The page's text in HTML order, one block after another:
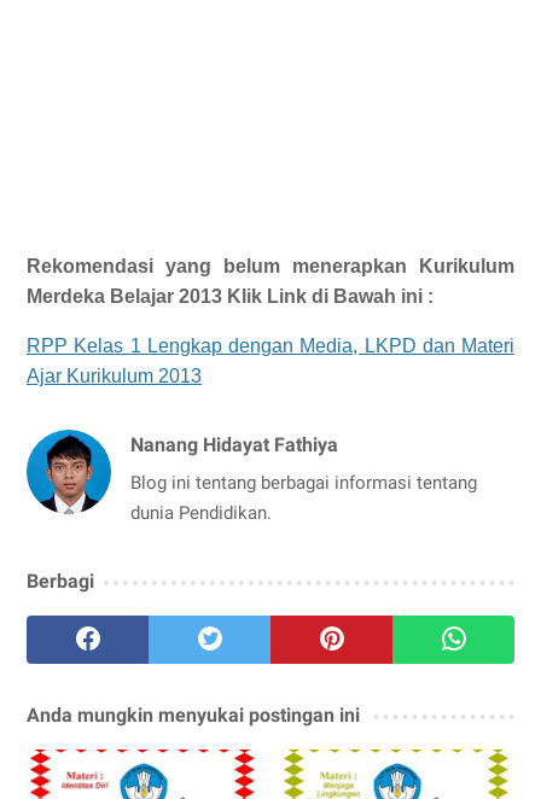
Rekomendasi yang belum menerapkan Kurikulum
Merdeka Belajar 2013 Klik Link di Bawah ini :
RPP Kelas 1 Lengkap dengan Media, LKPD dan Materi
Ajar Kurikulum 2013
Nanang Hidayat Fathiya
Blog ini tentang berbagai informasi tentang
dunia Pendidikan.
Berbagi
Anda mungkin menyukai postingan ini